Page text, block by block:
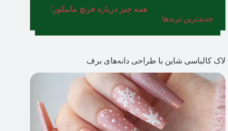
همه چیز درباره فرنچ مانیکور؛
جدیدترین ترندها
لاک کالباسی شاین با طراحی دانه‌های برف